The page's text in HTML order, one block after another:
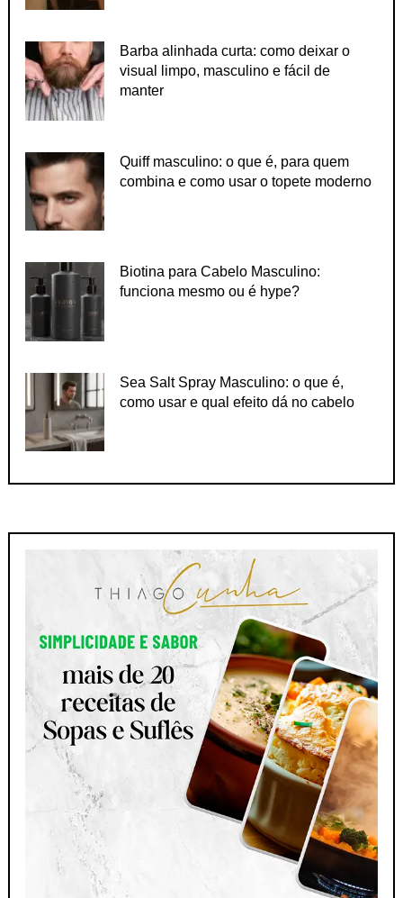
Barba alinhada curta: como deixar o
visual limpo, masculino e fácil de
manter
Quiff masculino: o que é, para quem
combina e como usar o topete moderno
Biotina para Cabelo Masculino:
funciona mesmo ou é hype?
Sea Salt Spray Masculino: o que é,
como usar e qual efeito dá no cabelo